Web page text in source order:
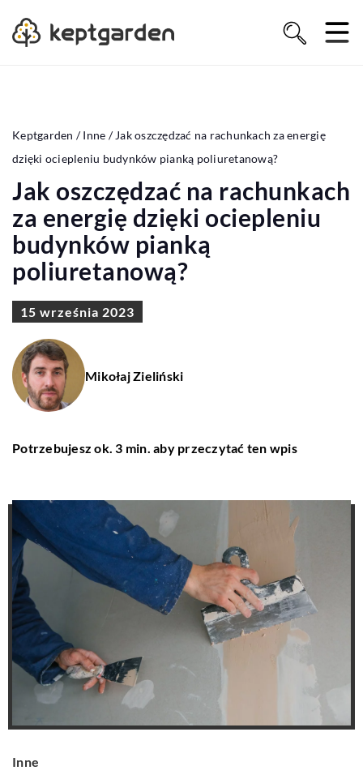
Keptgarden /Inne / Jak oszczędzać na rachunkach za energię
dzięki ociepleniu budynków pianką poliuretanową?
Jak oszczędzać na rachunkach
za energię dzięki ociepleniu
budynków pianką
poliuretanową?
15 września 2023
Mikołaj Zieliński
Potrzebujesz ok. 3 min. aby przeczytać ten wpis
Inne